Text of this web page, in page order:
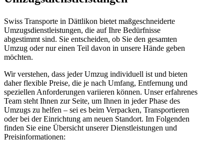
Swiss Transporte in Dättlikon bietet maßgeschneiderte
Umzugsdienstleistungen, die auf Ihre Bedürfnisse
abgestimmt sind. Sie entscheiden, ob Sie den gesamten
Umzug oder nur einen Teil davon in unsere Hände geben
möchten.
Wir verstehen, dass jeder Umzug individuell ist und bieten
daher flexible Preise, die je nach Umfang, Entfernung und
speziellen Anforderungen variieren können. Unser erfahrenes
Team steht Ihnen zur Seite, um Ihnen in jeder Phase des
Umzugs zu helfen – sei es beim Verpacken, Transportieren
oder bei der Einrichtung am neuen Standort. Im Folgenden
finden Sie eine Übersicht unserer Dienstleistungen und
Preisinformationen: